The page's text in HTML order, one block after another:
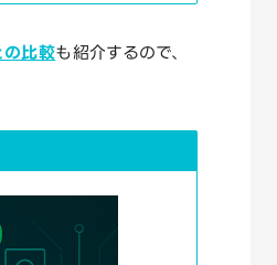
比較も紹介するので、